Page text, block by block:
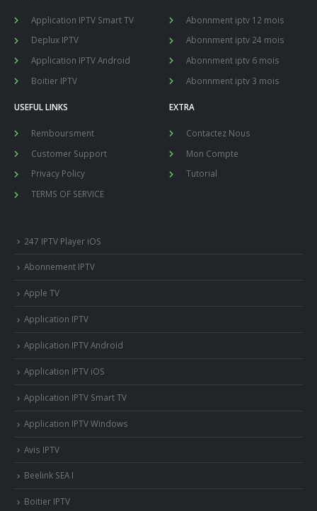
Application IPTV Smart TV
Deplux IPTV
Application IPTV Android
Boitier IPTV
Abonnment iptv 12 mois
Abonnment iptv 24 mois
Abonnment iptv 6 mois
Abonnment iptv 3 mois
USEFUL LINKS
Remboursment
Customer Support
Privacy Policy
TERMS OF SERVICE
EXTRA
Contactez Nous
Mon Compte
Tutorial
247 IPTV Player iOS
Abonnement IPTV
Apple TV
Application IPTV
Application IPTV Android
Application IPTV iOS
Application IPTV Smart TV
Application IPTV Windows
Avis IPTV
Beelink SEA I
Boitier IPTV